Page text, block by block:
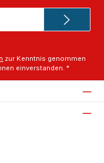
zur Kenntnis genommen
einverstanden. *